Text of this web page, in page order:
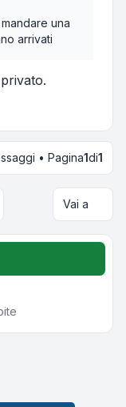
una
arrivati
e ordinamento
• Pagina1di1
Vai a